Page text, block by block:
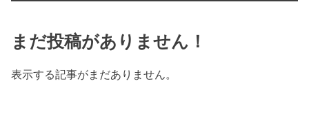
まだ投稿がありません！
表示する記事がまだありません。